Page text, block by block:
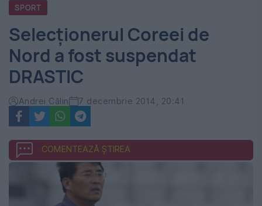
România
-
Evenimentul
Zilei
SPORT
Selecționerul Coreei de
Nord a fost suspendat
DRASTIC
Andrei Călin 7 decembrie 2014, 20:41
COMENTEAZĂ ȘTIREA